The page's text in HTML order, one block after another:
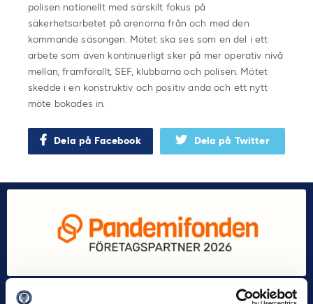
polisen nationellt med särskilt fokus på
säkerhetsarbetet på arenorna från och med den
kommande säsongen. Mötet ska ses som en del i ett
arbete som även kontinuerligt sker på mer operativ nivå
mellan, framförallt, SEF, klubbarna och polisen. Mötet
skedde i en konstruktiv och positiv anda och ett nytt
möte bokades in.
Dela på Facebook Dela på Twitter